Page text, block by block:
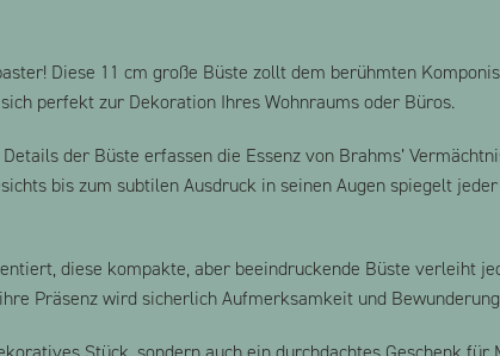
Diese 11 cm große Büste zollt dem berühmten
perfekt zur Dekoration Ihres Wohnraums oder Büros.
der Büste erfassen die Essenz von Brahms’
bis zum subtilen Ausdruck in seinen Augen spiegelt
diese kompakte, aber beeindruckende Büste verleiht
Präsenz wird sicherlich Aufmerksamkeit und